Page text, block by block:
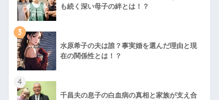
も続く深い母子の絆とは！？
3
水原希子の夫は誰？事実婚を選んだ理由と現
在の関係性とは！？
4
千昌夫の息子の白血病の真相と家族が支え合